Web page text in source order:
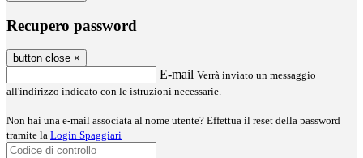
Recupero password
button close ×
E-mail Verrà inviato un messaggio
all'indirizzo indicato con le istruzioni necessarie.
Non hai una e-mail associata al nome utente? Effettua il reset della password
tramite la Login Spaggiari